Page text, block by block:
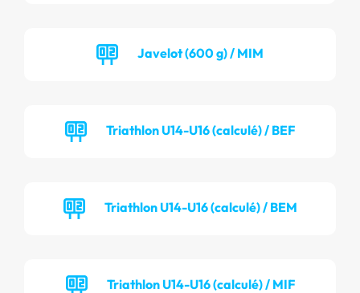
Javelot (600 g) / MIM
Triathlon U14-U16 (calculé) / BEF
Triathlon U14-U16 (calculé) / BEM
Triathlon U14-U16 (calculé) / MIF